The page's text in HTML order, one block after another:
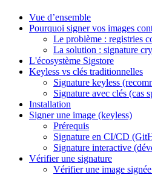
Vue d’ensemble
Pourquoi signer vos images
Le problème : registries
La solution : signature
L'écosystème Sigstore
Keyless vs clés traditionnelles
Signature keyless
Signature avec clés (cas
Installation
Signer une image (keyless)
Prérequis
Signature en CI/CD
Signature interactive
Vérifier une signature
Vérifier une image